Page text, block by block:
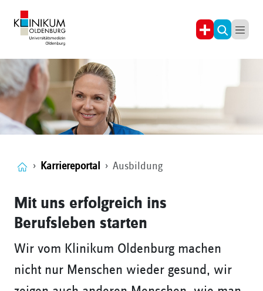
Karriereportal Ausbildung
Mit uns erfolgreich ins
Berufsleben starten
Wir vom Klinikum Oldenburg machen
nicht nur Menschen wieder gesund, wir